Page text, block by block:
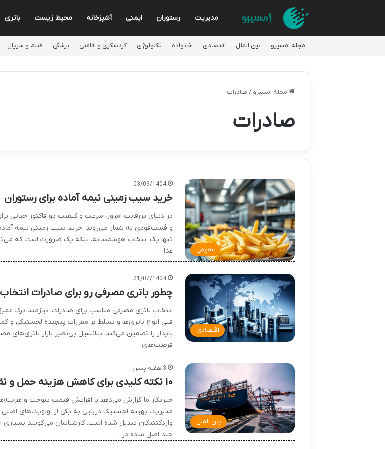
مدیریت رستوران ایمنی آشپزخانه محیط زیست باتری
مجله امسیرو بین الملل اقتصادی خانواده تکنولوژی گردشگری و اقامتی پزشکی فیلم و سریال
مجله امسیرو / صادرات
صادرات
عمومی
03/09/1404
خرید سیب زمینی نیمه آماده برای رستوران
در دنیای پررقابت امروز، سرعت و کیفیت دو فاکتور حیاتی
و فست‌فودی به شمار می‌روند. خرید سیب زمینی نیمه آماده
تنها یک انتخاب هوشمندانه، بلکه یک ضرورت است که
غذا…
اقتصادی
21/07/1404
چطور باتری مصرفی رو برای صادرات
انتخاب باتری مصرفی مناسب برای صادرات، نیازمند درک
فنی انواع باتری‌ها و تسلط بر مقررات پیچیده لجستیکی و
پایدار را تضمین می‌کند. پتانسیل بی‌نظیر بازار باتری‌های
فرصت‌های…
بین الملل
3 هفته پیش
۱۰ نکته کلیدی برای کاهش هزینه حمل و نقل دریایی کالا
خبرنگار ما گزارش می‌دهد:با افزایش قیمت سوخت و
مدیریت بهینه لجستیک دریایی به یکی از اولویت‌های اصلی
واردکنندگان تبدیل شده است. کارشناسان می‌گویند بسیاری
چند اصل ساده در…